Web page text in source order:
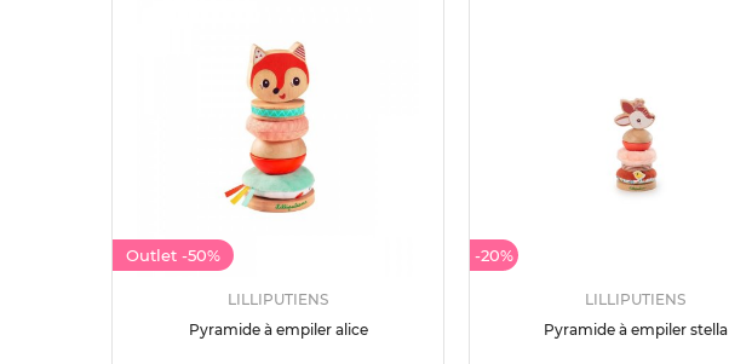
Outlet -50%
LILLIPUTIENS
Pyramide à empiler alice
-20%
LILLIPUTIENS
Pyramide à empiler stella